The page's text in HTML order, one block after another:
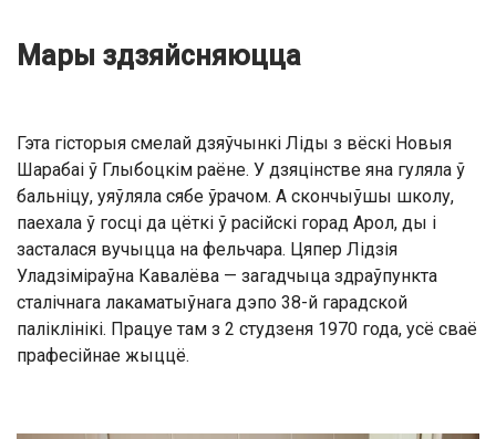
Мары здзяйсняюцца
Гэта гісторыя смелай дзяўчынкі Ліды з вёскі Новыя
Шарабаі ў Глыбоцкім раёне. У дзяцінстве яна гуляла ў
бальніцу, уяўляла сябе ўрачом. А скончыўшы школу,
паехала ў госці да цёткі ў расійскі горад Арол, ды і
засталася вучыцца на фельчара. Цяпер Лідзія
Уладзіміраўна Кавалёва — загадчыца здраўпункта
сталічнага лакаматыўнага дэпо 38-й гарадской
паліклінікі. Працуе там з 2 студзеня 1970 года, усё сваё
прафесійнае жыццё.